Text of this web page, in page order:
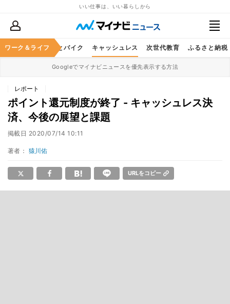
いい仕事は、いい暮らしから
ワーク＆ライフ
レジャー 車とバイク キャッシュレス 次世代教育 ふるさと納税
Googleでマイナビニュースを優先表示する方法
レポート
ポイント還元制度が終了 - キャッシュレス決
済、今後の展望と課題
掲載日 2020/07/14 10:11
著者： 猿川佑
URLをコピー